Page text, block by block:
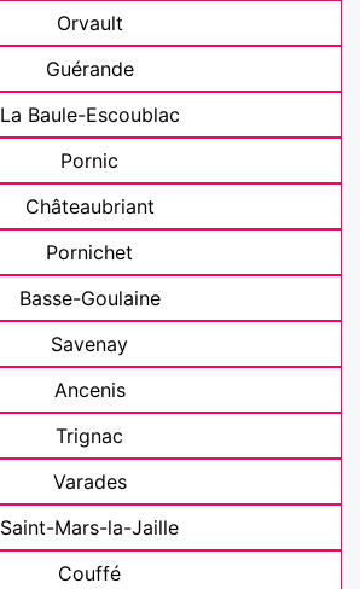
Orvault
Guérande
La Baule-Escoublac
Pornic
Châteaubriant
Pornichet
Basse-Goulaine
Savenay
Ancenis
Trignac
Varades
Saint-Mars-la-Jaille
Couffé